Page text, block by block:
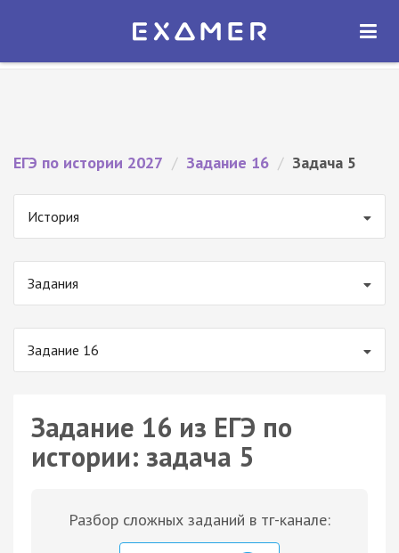
Экзамер — ЕГЭ 2027
ОТКРЫТЬ
ЕГЭ по истории 2027 / Задание 16 / Задача 5
История
Задания
Задание 16
Задание 16 из ЕГЭ по
истории: задача 5
Разбор сложных заданий в тг-канале: